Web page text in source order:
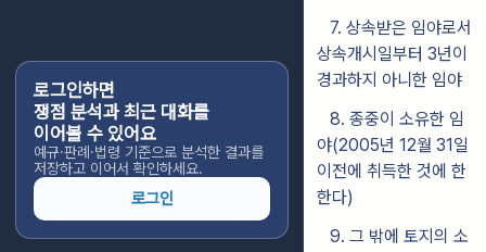
로그인하면
쟁점 분석과 최근 대화를
이어볼 수 있어요
예규·판례·법령 기준으로 분석한 결과를
저장하고 이어서 확인하세요.
로그인
7. 상속받은 임야로서
상속개시일부터 3년이
경과하지 아니한 임야
8. 종중이 소유한 임
야(2005년 12월 31일
이전에 취득한 것에 한
한다)
9. 그 밖에 토지의 소